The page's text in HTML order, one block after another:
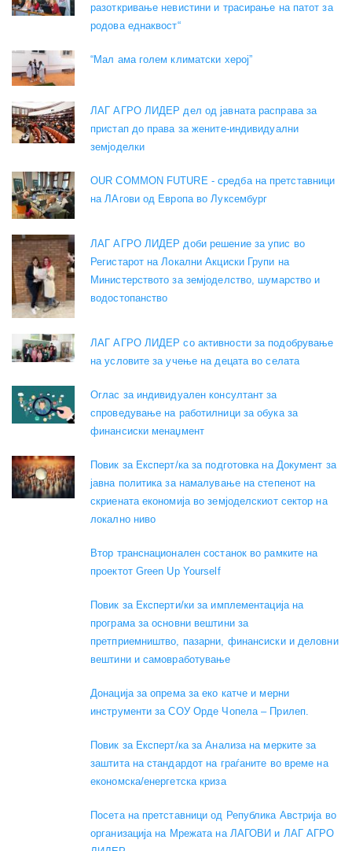
разоткривање невистини и трасирање на патот за
родова еднаквост“
“Мал ама голем климатски херој”
ЛАГ АГРО ЛИДЕР дел од јавната расправа за
пристап до права за жените-индивидуални
земјоделки
OUR COMMON FUTURE - средба на претставници
на ЛАгови од Европа во Луксембург
ЛАГ АГРО ЛИДЕР доби решение за упис во
Регистарот на Локални Акциски Групи на
Министерството за земјоделство, шумарство и
водостопанство
ЛАГ АГРО ЛИДЕР со активности за подобрување
на условите за учење на децата во селата
Оглас за индивидуален консултант за
спроведување на работилници за обука за
финансиски менаџмент
Повик за Експерт/ка за подготовка на Документ за
јавна политика за намалување на степенот на
скриената економија во земјоделскиот сектор на
локално ниво
Втор транснационален состанок во рамките на
проектот Green Up Yourself
Повик за Експерти/ки за имплементација на
програма за основни вештини за
претприемништво, пазарни, финансиски и деловни
вештини и самовработување
Донација за опрема за еко катче и мерни
инструменти за СОУ Орде Чопела – Прилеп.
Повик за Експерт/ка за Анализа на мерките за
заштита на стандардот на граѓаните во време на
економска/енергетска криза
Посета на претставници од Република Австрија во
организација на Мрежата на ЛАГОВИ и ЛАГ АГРО